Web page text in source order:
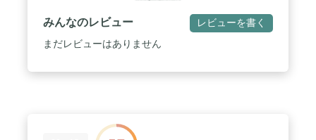
みんなのレビュー レビューを書く
まだレビューはありません